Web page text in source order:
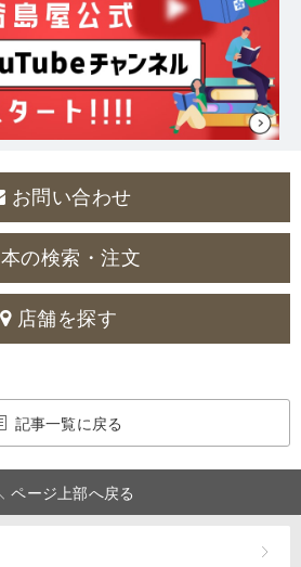
お問い合わせ
本の検索・注文
店舗を探す
記事一覧に戻る
ページ上部へ戻る